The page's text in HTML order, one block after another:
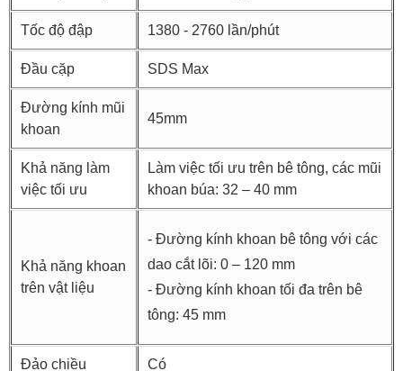
Tốc độ đập 1380 - 2760 lần/phút
Đầu cặp SDS Max
Đường kính mũi
khoan
45mm
Khả năng làm
việc tối ưu
Làm việc tối ưu trên bê tông, các mũi
khoan búa: 32 – 40 mm
Khả năng khoan
trên vật liệu
- Đường kính khoan bê tông với các
dao cắt lõi: 0 – 120 mm
- Đường kính khoan tối đa trên bê
tông: 45 mm
Đảo chiều Có